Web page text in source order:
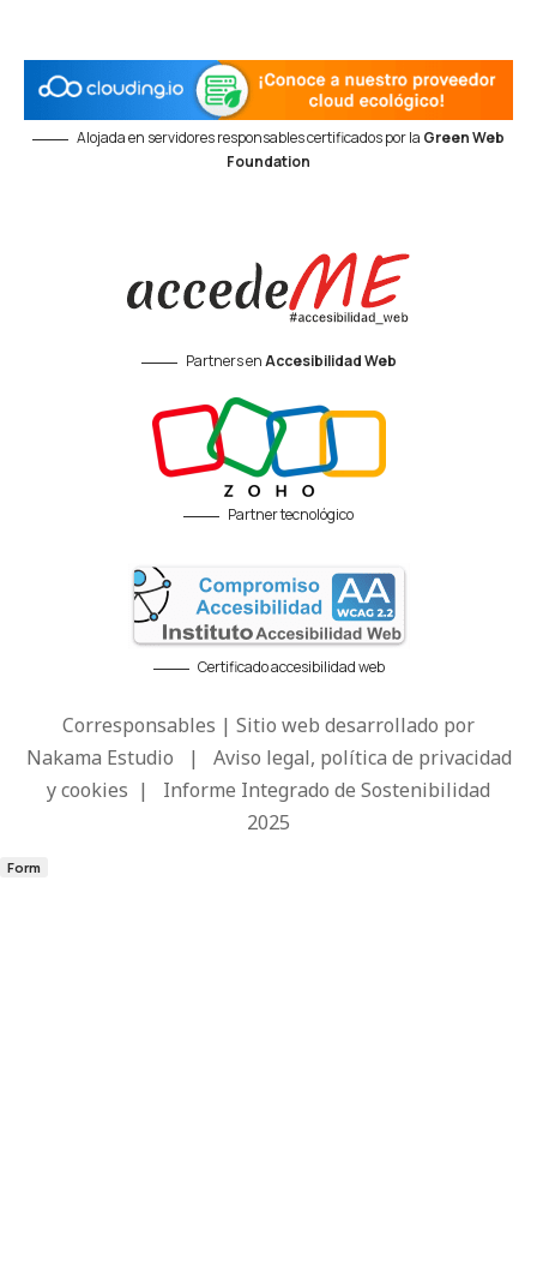
Alojada en servidores responsables certificados por la Green Web
Foundation
Partners enAccesibilidad Web
Partner tecnológico
Certificado accesibilidad web
Corresponsables | Sitio web desarrollado por
Nakama Estudio | Aviso legal, política de privacidad
y cookies | Informe Integrado de Sostenibilidad
2025
Form